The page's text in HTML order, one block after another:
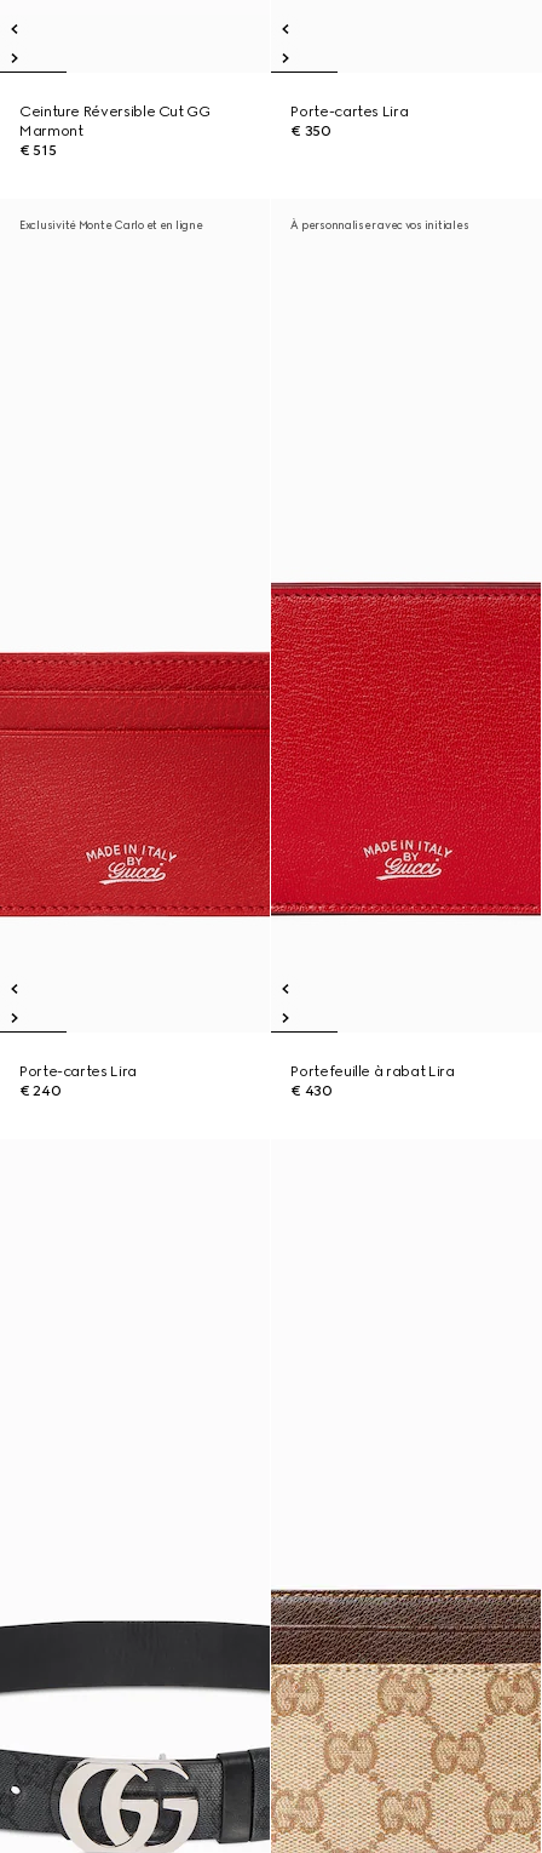
Ceinture Réversible Cut GG
Marmont
€ 515
Porte-cartes Lira
€ 350
Exclusivité Monte Carlo et en ligne
Porte-cartes Lira
€ 240
À personnaliser avec vos initiales
Portefeuille à rabat Lira
€ 430